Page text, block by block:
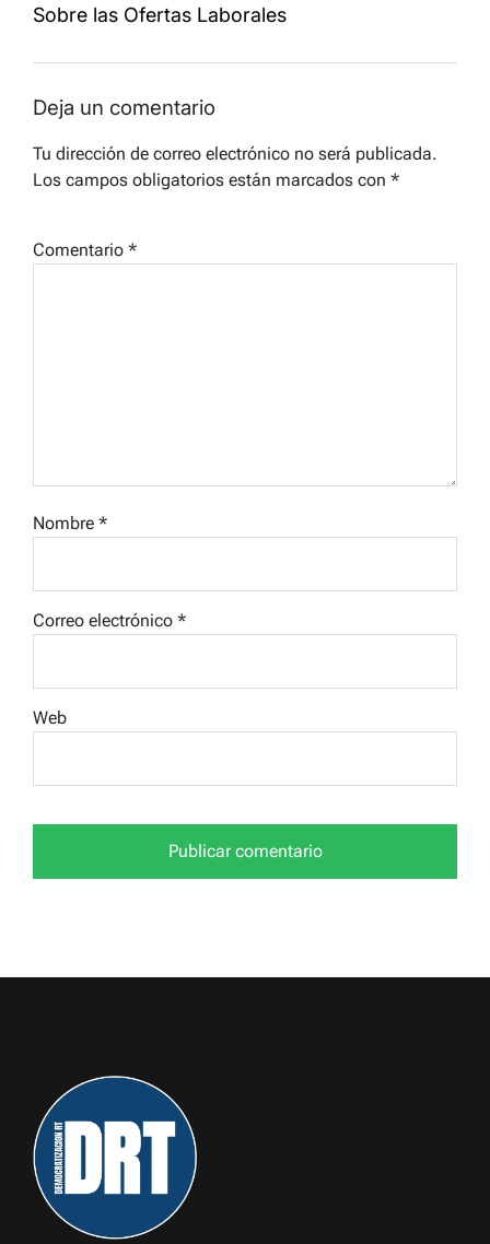
Sobre las Ofertas Laborales
Deja un comentario
Tu dirección de correo electrónico no será publicada.
Los campos obligatorios están marcados con *
Comentario *
Nombre *
Correo electrónico *
Web